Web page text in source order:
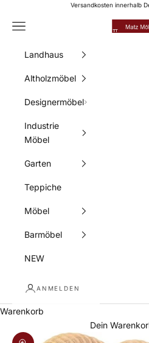
Zum Inhalt springenVersandkosten innerhalb
Matz
Menü
Landhaus
Altholzmöbel
Designermöbel
Industrie
Möbel
Garten
Teppiche
Möbel
Barmöbel
NEW
ANMELDEN
Warenkorb
Dein